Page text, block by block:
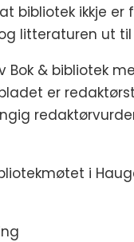
bibliotek ikkje
litteraturen ut
& bibliotek
er
i